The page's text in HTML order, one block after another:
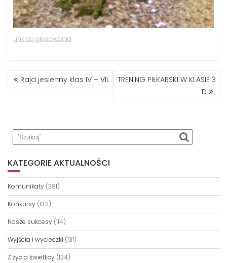
Link do głosowania
NAWIGACJA
WPISU
Rajd jesienny klas IV – VII.
TRENING PIŁKARSKI W KLASIE 3
D
KATEGORIE AKTUALNOŚCI
Komunikaty (381)
Konkursy (132)
Nasze sukcesy (114)
Wyjścia i wycieczki (131)
Z życia świetlicy (134)